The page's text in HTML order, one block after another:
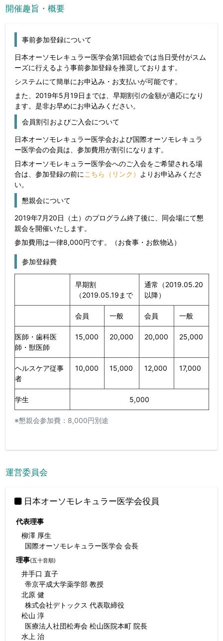
開催趣旨・概要
事前参加登録について
日本オーソモレキュラー医学会第1回総会では当日受付がスム
ーズに行えるよう事前参加登録を推奨しております。
システムにて簡単にお申込み・お支払いが可能です。
また、2019年5月19日までは、早期割引の金額が適応になり
ます。是非お早めにお申込みください。
会員割引およびご入会について
日本オーソモレキュラー医学会および国際オーソモレキュラ
ー医学会の会員は、参加費用が割引になります。
日本オーソモレキュラー医学会へのご入会をご希望される場
合は、参加登録の前に こちら（リンク）
よりお申込みくださ
い。
懇親会について
2019年7月20日（土）のプログラム終了後に、同会場にて懇
親会を開催いたします。
参加費用は一律8,000円です。（お食事・お飲物込）
参加登録費
※懇親会参加費：8,000円別途
早期割
（2019.05.19まで
通常（2019.05.20
以降）
会員 一般 会員 一般
医師・歯科医
師・獣医師
15,000 20,000 20,000 25,000
ヘルスケア従事
者
10,000 15,000 12,000 17,000
学生 5,000
運営委員会
日本オーソモレキュラー医学会役員
代表理事
柳澤 厚生
国際オーソモレキュラー医学会 会長
理事(五十音順)
井手口 直子
帝京平成大学薬学部 教授
北原 健
株式会社デトックス 代表取締役
松山 淳
医療法人社団松寿会 松山医院本町 院長
水上 治